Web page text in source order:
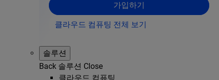
가입하기
클라우드 컴퓨팅 전체 보기
솔루션
Back 솔루션 Close
클라우드 컴퓨팅